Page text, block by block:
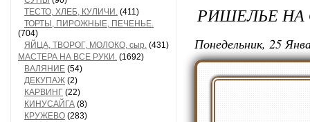
ТЕСТО, ХЛЕБ, КУЛИЧИ. (411)
ТОРТЫ, ПИРОЖНЫЕ, ПЕЧЕНЬЕ.
(704)
ЯЙЦА, ТВОРОГ, МОЛОКО, сыр. (431)
МАСТЕРА НА ВСЕ РУКИ. (1692)
ВАЛЯНИЕ (54)
ДЕКУПАЖ (2)
КАРВИНГ (22)
КИНУСАЙГА (8)
КРУЖЕВО (283)
РИШЕЛЬЕ
Понедельник, 25